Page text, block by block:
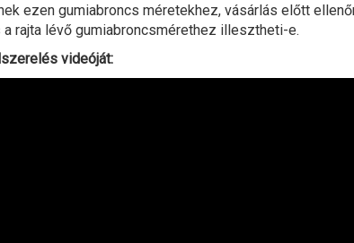
ezen gumiabroncs méretekhez, vásárlás előtt
rajta lévő gumiabroncsmérethez illesztheti-e.
videóját: